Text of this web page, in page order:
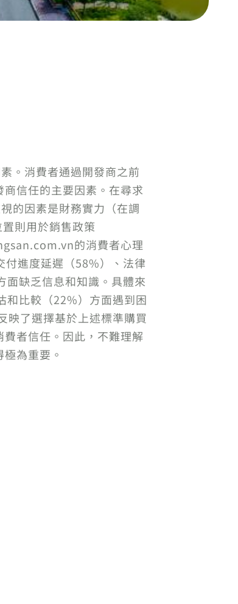
。消費者通過開發商之前
信任的主要因素。在尋求
的因素是財務實力（在調
則用於銷售政策
的消費者心理
付進度延遲（58%）、法律
缺乏信息和知識。具體來
和比較（22%）方面遇到困
了選擇基於上述標準購買
者信任。因此，不難理解
為重要。